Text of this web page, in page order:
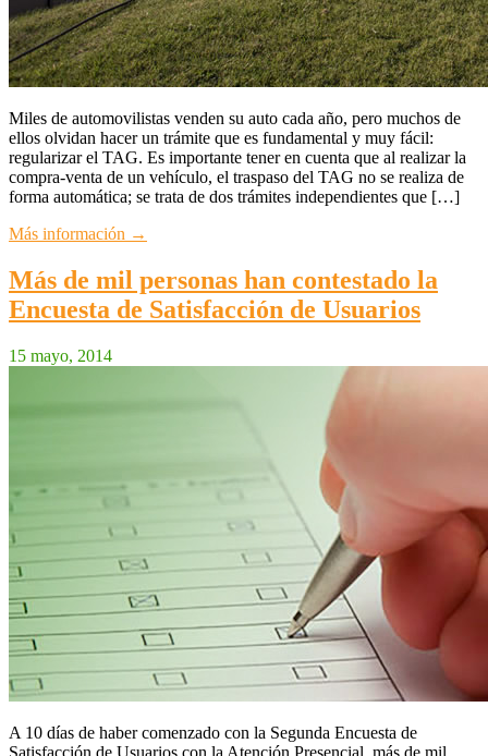
Miles de automovilistas venden su auto cada año, pero muchos de
ellos olvidan hacer un trámite que es fundamental y muy fácil:
regularizar el TAG. Es importante tener en cuenta que al realizar la
compra-venta de un vehículo, el traspaso del TAG no se realiza de
forma automática; se trata de dos trámites independientes que […]
Más información →
Más de mil personas han contestado la
Encuesta de Satisfacción de Usuarios
15 mayo, 2014
A 10 días de haber comenzado con la Segunda Encuesta de
Satisfacción de Usuarios con la Atención Presencial, más de mil